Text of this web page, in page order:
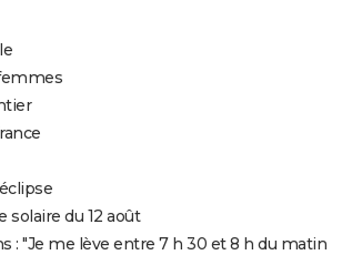
solaire du 12 août
: "Je me lève entre 7 h 30 et 8 h du matin